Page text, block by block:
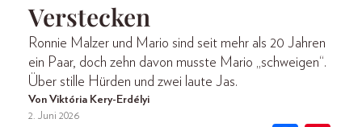
Verstecken
Ronnie Malzer und Mario sind seit mehr als 20 Jahren
ein Paar, doch zehn davon musste Mario „schweigen“.
Über stille Hürden und zwei laute Jas.
Von Viktória Kery-Erdélyi
2. Juni 2026